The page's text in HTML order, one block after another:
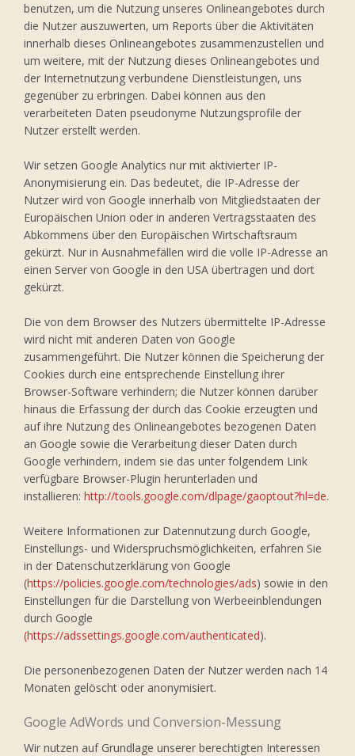
benutzen, um die Nutzung unseres Onlineangebotes durch
die Nutzer auszuwerten, um Reports über die Aktivitäten
innerhalb dieses Onlineangebotes zusammenzustellen und
um weitere, mit der Nutzung dieses Onlineangebotes und
der Internetnutzung verbundene Dienstleistungen, uns
gegenüber zu erbringen. Dabei können aus den
verarbeiteten Daten pseudonyme Nutzungsprofile der
Nutzer erstellt werden.
Wir setzen Google Analytics nur mit aktivierter IP-
Anonymisierung ein. Das bedeutet, die IP-Adresse der
Nutzer wird von Google innerhalb von Mitgliedstaaten der
Europäischen Union oder in anderen Vertragsstaaten des
Abkommens über den Europäischen Wirtschaftsraum
gekürzt. Nur in Ausnahmefällen wird die volle IP-Adresse an
einen Server von Google in den USA übertragen und dort
gekürzt.
Die von dem Browser des Nutzers übermittelte IP-Adresse
wird nicht mit anderen Daten von Google
zusammengeführt. Die Nutzer können die Speicherung der
Cookies durch eine entsprechende Einstellung ihrer
Browser-Software verhindern; die Nutzer können darüber
hinaus die Erfassung der durch das Cookie erzeugten und
auf ihre Nutzung des Onlineangebotes bezogenen Daten
an Google sowie die Verarbeitung dieser Daten durch
Google verhindern, indem sie das unter folgendem Link
verfügbare Browser-Plugin herunterladen und
installieren: http://tools.google.com/dlpage/gaoptout?hl=de.
Weitere Informationen zur Datennutzung durch Google,
Einstellungs- und Widerspruchsmöglichkeiten, erfahren Sie
in der Datenschutzerklärung von Google
(https://policies.google.com/technologies/ads) sowie in den
Einstellungen für die Darstellung von Werbeeinblendungen
durch Google
(https://adssettings.google.com/authenticated).
Die personenbezogenen Daten der Nutzer werden nach 14
Monaten gelöscht oder anonymisiert.
Google AdWords und Conversion-Messung
Wir nutzen auf Grundlage unserer berechtigten Interessen